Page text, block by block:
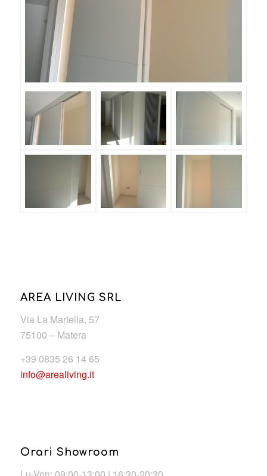
AREA LIVING SRL
Via La Martella, 57
75100 – Matera
+39 0835 26 14 65
info@arealiving.it
Orari Showroom